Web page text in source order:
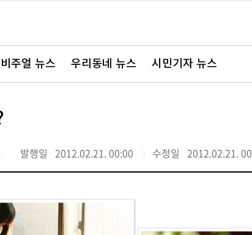
비주얼 뉴스 우리동네 뉴스 시민기자 뉴스
발행일 2012.02.21. 00:00 수정일 2012.02.21.